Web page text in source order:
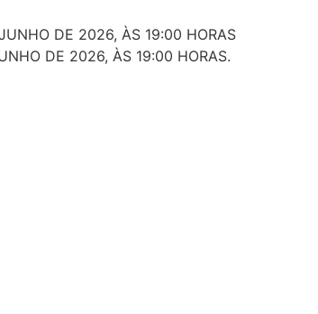
DE 2026, ÀS 19:00 HORAS
DE 2026, ÀS 19:00 HORAS.